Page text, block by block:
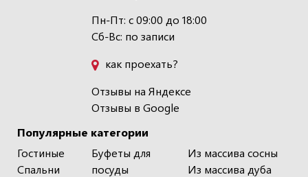
Популярные категории
Гостиные
Спальни
Буфеты для
посуды
Из массива сосны
Из массива дуба
Пн-Пт: с 09:00 до 18:00
Сб-Вс: по записи
как проехать?
Отзывы на Яндексе
Отзывы в Google